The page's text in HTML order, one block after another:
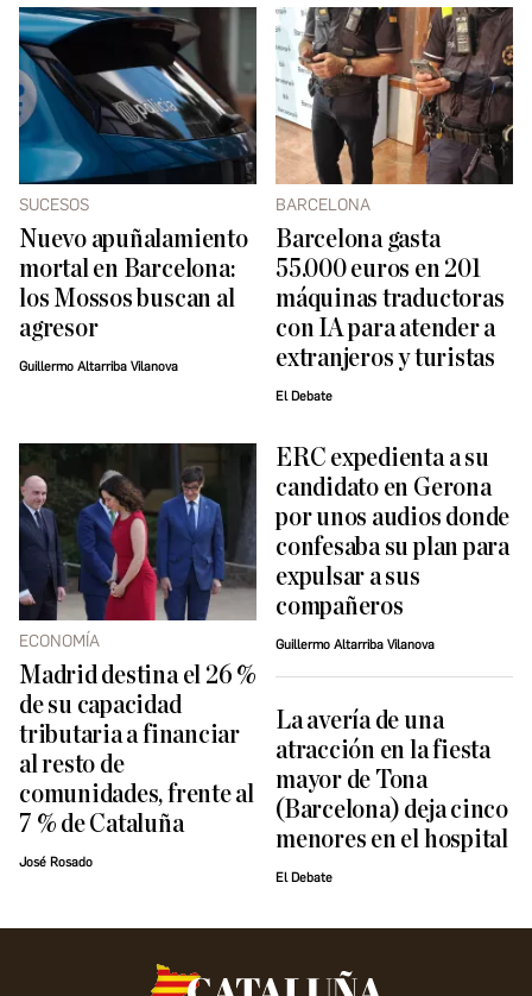
SUCESOS
Nuevo apuñalamiento
mortal en Barcelona:
los Mossos buscan al
agresor
Guillermo Altarriba Vilanova
BARCELONA
Barcelona gasta
55.000 euros en 201
máquinas traductoras
con IA para atender a
extranjeros y turistas
El Debate
ECONOMÍA
Madrid destina el 26 %
de su capacidad
tributaria a financiar
al resto de
comunidades, frente al
7 % de Cataluña
José Rosado
ERC expedienta a su
candidato en Gerona
por unos audios donde
confesaba su plan para
expulsar a sus
compañeros
Guillermo Altarriba Vilanova
La avería de una
atracción en la fiesta
mayor de Tona
(Barcelona) deja cinco
menores en el hospital
El Debate